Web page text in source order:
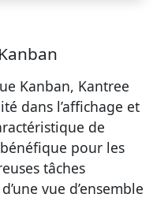
Kanban, Kantree
dans l’affichage et
de
pour les
tâches
vue d’ensemble